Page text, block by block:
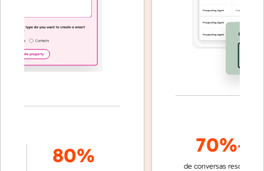
80% 70%+
de conversas resolvidas